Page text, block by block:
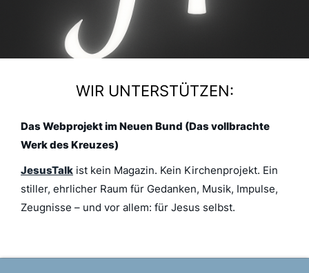
WIR UNTERSTÜTZEN:
Das Webprojekt im Neuen Bund (Das vollbrachte
Werk des Kreuzes)
JesusTalk ist kein Magazin. Kein Kirchenprojekt. Ein
stiller, ehrlicher Raum für Gedanken, Musik, Impulse,
Zeugnisse – und vor allem: für Jesus selbst.